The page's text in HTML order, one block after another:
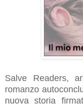
Salve Readers,
romanzo
nuova storia